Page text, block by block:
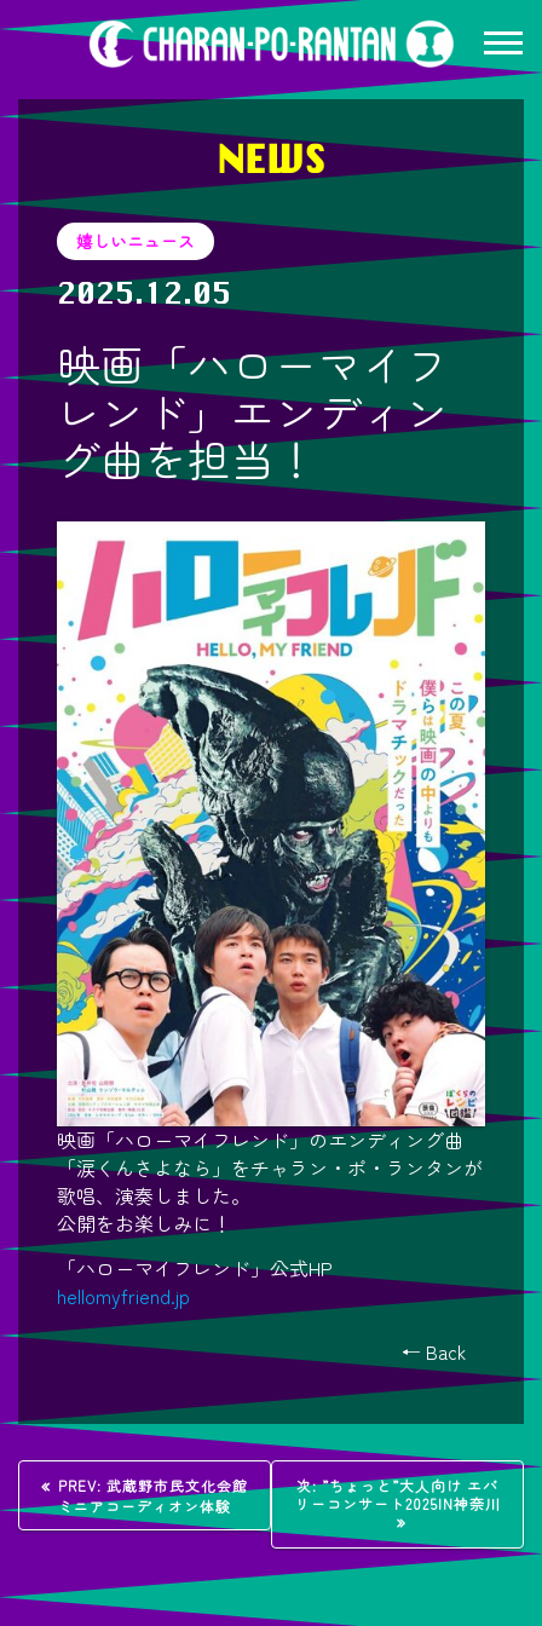
NEWS
嬉しいニュース
2025.12.05
映画「ハローマイフ
レンド」エンディン
グ曲を担当！
映画「ハローマイフレンド」のエンディング曲
「涙くんさよなら」をチャラン・ポ・ランタンが
歌唱、演奏しました。
公開をお楽しみに！
「ハローマイフレンド」公式HP
hellomyfriend.jp
← Back
投
稿
ナ
PREV: 過
去
の
投
武蔵野市民文化会館
ミニアコーディオン体験
次:次
の
稿:
”ちょっと”大人向け エバ
リーコンサート2025IN神奈川